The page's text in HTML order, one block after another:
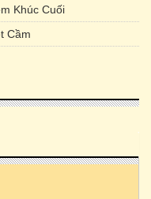
Khúc Cuối
Cầm